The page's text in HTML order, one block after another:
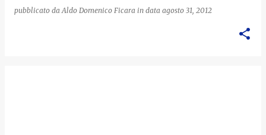
pubblicato da Aldo Domenico Ficara in data agosto 31, 2012